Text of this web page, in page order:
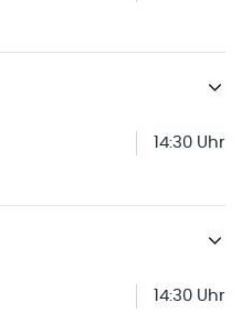
14:30 Uhr
14:30 Uhr